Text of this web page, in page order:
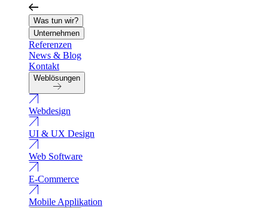
Was tun wir?
Unternehmen
Referenzen
News & Blog
Kontakt
Weblösungen
Webdesign
UI & UX Design
Web Software
E-Commerce
Mobile Applikation